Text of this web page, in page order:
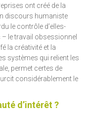
ont créé de la
discours humaniste
le contrôle d’elles-
le travail obsessionnel
la créativité et la
systèmes qui relient les
permet certes de
considérablement le
d’intérêt ?